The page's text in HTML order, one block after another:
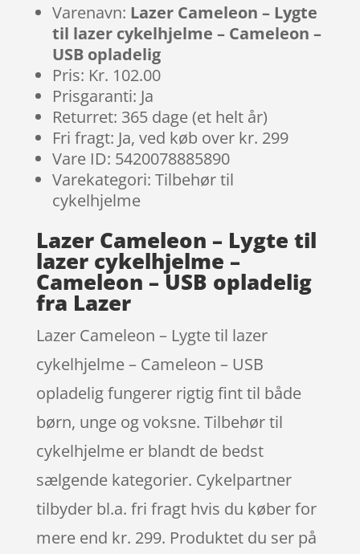
Varenavn: Lazer Cameleon – Lygte
til lazer cykelhjelme – Cameleon –
USB opladelig
Pris: Kr. 102.00
Prisgaranti: Ja
Returret: 365 dage (et helt år)
Fri fragt: Ja, ved køb over kr. 299
Vare ID: 5420078885890
Varekategori: Tilbehør til
cykelhjelme
Lazer Cameleon – Lygte til
lazer cykelhjelme –
Cameleon – USB opladelig
fra Lazer
Lazer Cameleon – Lygte til lazer
cykelhjelme – Cameleon – USB
opladelig fungerer rigtig fint til både
børn, unge og voksne. Tilbehør til
cykelhjelme er blandt de bedst
sælgende kategorier. Cykelpartner
tilbyder bl.a. fri fragt hvis du køber for
mere end kr. 299. Produktet du ser på